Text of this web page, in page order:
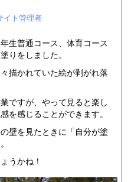
イト管理者
生普通コース、体育コース
りをしました。
描かれていた絵が剥がれ落
ですが、やって見ると楽し
を感じることができます。
壁を見たときに「自分が塗
うかね！